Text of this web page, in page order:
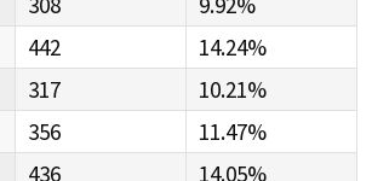
442
14.24%
317
10.21%
356
11.47%
436
14.05%